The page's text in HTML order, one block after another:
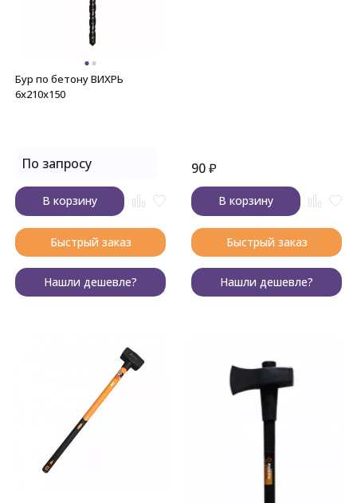
Бур по бетону ВИХРЬ
6x210x150
По запросу
В корзину
Быстрый заказ
Нашли дешевле?
90₽
В корзину
Быстрый заказ
Нашли дешевле?